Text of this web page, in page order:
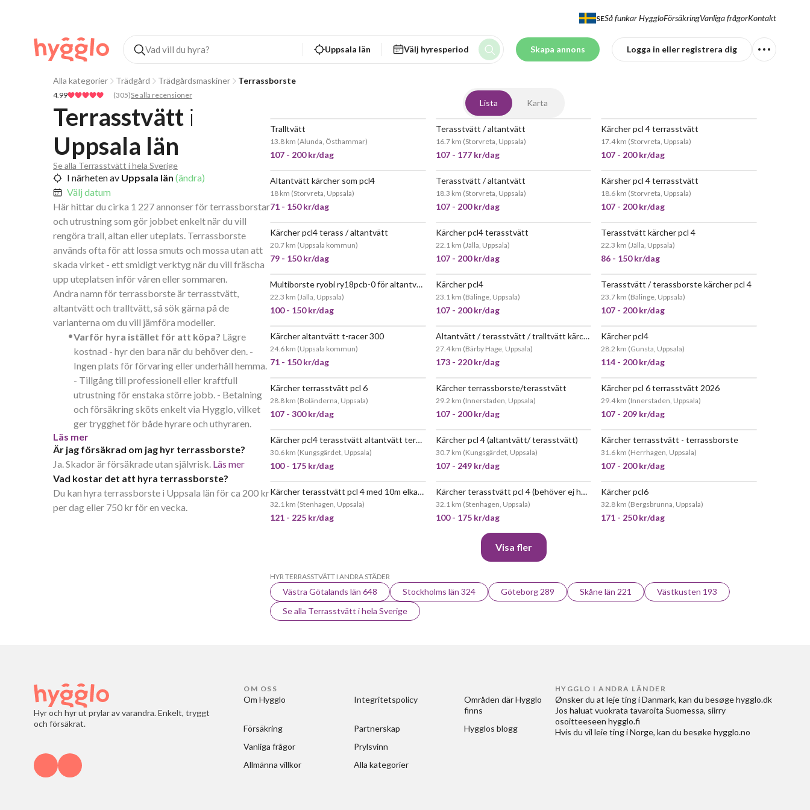
SESå funkar HyggloFörsäkringVanliga frågorKontakt
Uppsala län Välj hyresperiod Skapa annons Logga in eller registrera dig
Alla kategorier Trädgård Trädgårdsmaskiner Terrassborste
4.99 (305)Se alla recensioner
Terrasstvätt i
Uppsala län
Se alla Terrasstvätt i hela Sverige
I närheten av Uppsala län (ändra)
Välj datum
Här hittar du cirka 1 227 annonser för terrassborstar
och utrustning som gör jobbet enkelt när du vill
rengöra trall, altan eller uteplats. Terrassborste
används ofta för att lossa smuts och mossa utan att
skada virket - ett smidigt verktyg när du vill fräscha
upp uteplatsen inför våren eller sommaren.
Andra namn för terrassborste är terrasstvätt,
altantvätt och tralltvätt, så sök gärna på de
varianterna om du vill jämföra modeller.
•Varför hyra istället för att köpa? Lägre
kostnad - hyr den bara när du behöver den. -
Ingen plats för förvaring eller underhåll hemma.
- Tillgång till professionell eller kraftfull
utrustning för enstaka större jobb. - Betalning
och försäkring sköts enkelt via Hygglo, vilket
ger trygghet för både hyrare och uthyraren.
Läs mer
Är jag försäkrad om jag hyr terrassborste?
Ja. Skador är försäkrade utan självrisk. Läs mer
Vad kostar det att hyra terrassborste?
Du kan hyra terrassborste i Uppsala län för ca 200 kr
per dag eller 750 kr för en vecka.
Lista Karta
Tralltvätt
13.8 km (Alunda, Östhammar)
107 - 200 kr/dag
Terasstvätt / altantvätt
16.7 km (Storvreta, Uppsala)
107 - 177 kr/dag
Kärcher pcl 4 terrasstvätt
17.4 km (Storvreta, Uppsala)
107 - 200 kr/dag
JÄTTEPOPULÄR
Altantvätt kärcher som pcl4
18 km (Storvreta, Uppsala)
71 - 150 kr/dag
JÄTTEPOPULÄR
Terasstvätt / altantvätt
18.3 km (Storvreta, Uppsala)
107 - 200 kr/dag
Kärsher pcl 4 terrasstvätt
18.6 km (Storvreta, Uppsala)
107 - 200 kr/dag
JÄTTEPOPULÄR
Kärcher pcl4 terass / altantvätt
20.7 km (Uppsala kommun)
79 - 150 kr/dag
JÄTTEPOPULÄR
Kärcher pcl4 terasstvätt
22.1 km (Jälla, Uppsala)
107 - 200 kr/dag
JÄTTEPOPULÄR
Terasstvätt kärcher pcl 4
22.3 km (Jälla, Uppsala)
86 - 150 kr/dag
JÄTTEPOPULÄR Multiborste ryobi ry18pcb-0 för altantvätt
22.3 km (Jälla, Uppsala)
100 - 150 kr/dag
Kärcher pcl4
23.1 km (Bälinge, Uppsala)
107 - 200 kr/dag
JÄTTEPOPULÄR
Terasstvätt / terassborste kärcher pcl 4
23.7 km (Bälinge, Uppsala)
107 - 200 kr/dag
Kärcher altantvätt t-racer 300
24.6 km (Uppsala kommun)
71 - 150 kr/dag
JÄTTEPOPULÄR Altantvätt / terasstvätt / tralltvätt kärcher pcl 4
27.4 km (Bärby Hage, Uppsala)
173 - 220 kr/dag
Kärcher pcl4
28.2 km (Gunsta, Uppsala)
114 - 200 kr/dag
Kärcher terrasstvätt pcl 6
28.8 km (Boländerna, Uppsala)
107 - 300 kr/dag
JÄTTEPOPULÄR
Kärcher terrassborste/terasstvätt
29.2 km (Innerstaden, Uppsala)
107 - 200 kr/dag
JÄTTEPOPULÄR
Kärcher pcl 6 terrasstvätt 2026
29.4 km (Innerstaden, Uppsala)
107 - 209 kr/dag
JÄTTEPOPULÄR Kärcher pcl4 terasstvätt altantvätt terassborste
30.6 km (Kungsgärdet, Uppsala)
100 - 175 kr/dag
JÄTTEPOPULÄR
Kärcher pcl 4 (altantvätt/ terasstvätt)
30.7 km (Kungsgärdet, Uppsala)
107 - 249 kr/dag
POPULÄR
Kärcher terrasstvätt - terrassborste
31.6 km (Herrhagen, Uppsala)
107 - 200 kr/dag
Kärcher terasstvätt pcl 4 med 10m elkabel
32.1 km (Stenhagen, Uppsala)
121 - 225 kr/dag
POPULÄR Kärcher terasstvätt pcl 4 (behöver ej högtryckstvätt)
32.1 km (Stenhagen, Uppsala)
100 - 175 kr/dag
Kärcher pcl6
32.8 km (Bergsbrunna, Uppsala)
171 - 250 kr/dag
Visa fler
HYR TERRASSTVÄTT I ANDRA STÄDER
Västra Götalands län 648 Stockholms län 324 Göteborg 289 Skåne län 221
Västkusten 193
Se alla Terrasstvätt i hela Sverige
Hyr och hyr ut prylar av varandra. Enkelt, tryggt
och försäkrat.
OM OSS
Om Hygglo
Försäkring
Vanliga frågor
Allmänna villkor
Integritetspolicy
Partnerskap
Prylsvinn
Alla kategorier
Områden där Hygglo
finns
Hygglos blogg
HYGGLO I ANDRA LÄNDER
Ønsker du at leje ting i Danmark, kan du besøge hygglo.dk
Jos haluat vuokrata tavaroita Suomessa, siirry
osoitteeseen hygglo.fi
Hvis du vil leie ting i Norge, kan du besøke hygglo.no